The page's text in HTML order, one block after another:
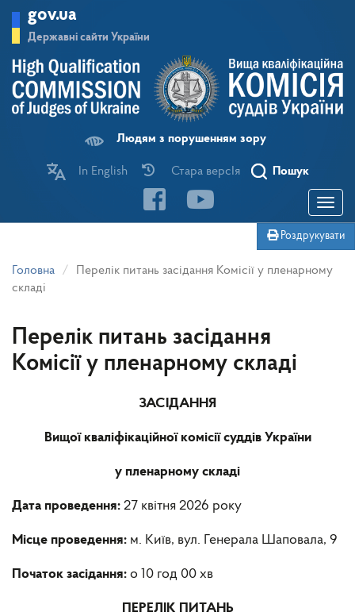
основного
матеріалу
gov.ua
Державні сайти України
Людям з порушенням зору
In English Стара версІя Пошук
Toggle
Роздрукувати
Головна
Перелік питань засідання Комісії у пленарному
складі
Перелік питань засідання
Комісії у пленарному складі
ЗАСІДАННЯ
Вищої кваліфікаційної комісії суддів України
у пленарному складі
Дата проведення: 27 квітня 2026 року
Місце проведення: м. Київ, вул. Генерала Шаповала, 9
Початок засідання: о 10 год 00 хв
ПЕРЕЛІК ПИТАНЬ